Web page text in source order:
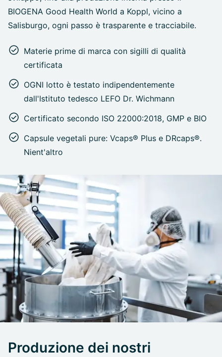
BIOGENA Good Health World a Koppl, vicino a
Salisburgo, ogni passo è trasparente e tracciabile.
Materie prime di marca con sigilli di qualità
certificata
OGNI lotto è testato indipendentemente
dall'Istituto tedesco LEFO Dr. Wichmann
Certificato secondo ISO 22000:2018, GMP e BIO
Capsule vegetali pure: Vcaps® Plus e DRcaps®.
Nient'altro
Produzione dei nostri